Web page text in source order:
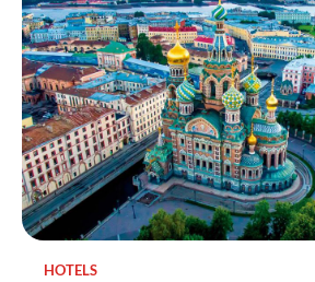
HOTELS